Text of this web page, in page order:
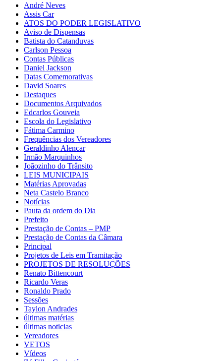
André Neves
Assis Car
ATOS DO PODER LEGISLATIVO
Aviso de Dispensas
Batista do Catanduvas
Carlson Pessoa
Contas Públicas
Daniel Jackson
Datas Comemorativas
David Soares
Destaques
Documentos Arquivados
Edcarlos Gouveia
Escola do Legislativo
Fátima Carmino
Frequências dos Vereadores
Geraldinho Alencar
Irmão Marquinhos
Joãozinho do Trânsito
LEIS MUNICIPAIS
Matérias Aprovadas
Neta Castelo Branco
Notícias
Pauta da ordem do Dia
Prefeito
Prestação de Contas – PMP
Prestação de Contas da Câmara
Principal
Projetos de Leis em Tramitação
PROJETOS DE RESOLUÇÕES
Renato Bittencourt
Ricardo Veras
Ronaldo Prado
Sessões
Taylon Andrades
últimas matérias
últimas noticias
Vereadores
VETOS
Vídeos